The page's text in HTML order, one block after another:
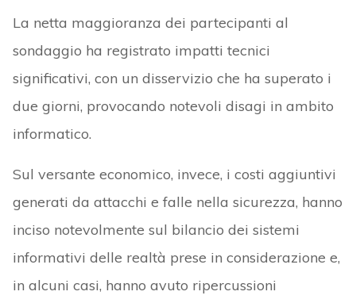
La netta maggioranza dei partecipanti al
sondaggio ha registrato impatti tecnici
significativi, con un disservizio che ha superato i
due giorni, provocando notevoli disagi in ambito
informatico.
Sul versante economico, invece, i costi aggiuntivi
generati da attacchi e falle nella sicurezza, hanno
inciso notevolmente sul bilancio dei sistemi
informativi delle realtà prese in considerazione e,
in alcuni casi, hanno avuto ripercussioni